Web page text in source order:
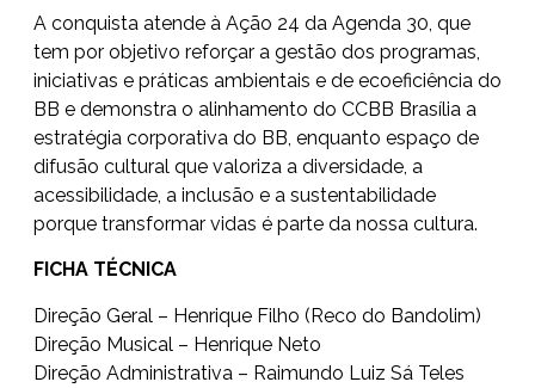
A conquista atende à Ação 24 da Agenda 30, que
tem por objetivo reforçar a gestão dos programas,
iniciativas e práticas ambientais e de ecoeficiência do
BB e demonstra o alinhamento do CCBB Brasília a
estratégia corporativa do BB, enquanto espaço de
difusão cultural que valoriza a diversidade, a
acessibilidade, a inclusão e a sustentabilidade
porque transformar vidas é parte da nossa cultura.
FICHA TÉCNICA
Direção Geral – Henrique Filho (Reco do Bandolim)
Direção Musical – Henrique Neto
Direção Administrativa – Raimundo Luiz Sá Teles